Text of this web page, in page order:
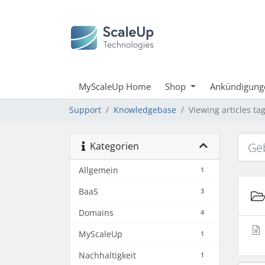
MyScaleUp Home Shop
Support Knowledgebase Viewing articles
Kategorien
1
Allgemein
3
BaaS
4
Domains
1
MyScaleUp
1
Nachhaltigkeit